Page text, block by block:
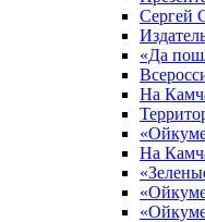
Сергей
«Да
На
На